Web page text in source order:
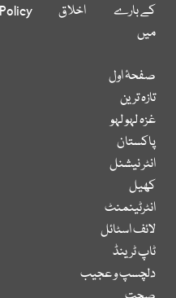
کے بارے
میں
اخلاق
Policy
صفحۂ اول
تازہ ترین
غزہ لہو لہو
پاکستان
انٹر نیشنل
کھیل
انٹرٹینمنٹ
لائف اسٹائل
ٹاپ ٹرینڈ
دلچسپ و عجیب